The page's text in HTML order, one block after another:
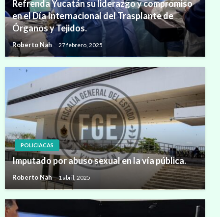
Refrenda Yucatán su liderazgo y compromiso
en el Día Internacional del Trasplante de
Órganos y Tejidos.
Roberto Nah 27 febrero, 2025
POLICIACAS
Imputado por abuso sexual en la vía pública.
Roberto Nah 1 abril, 2025